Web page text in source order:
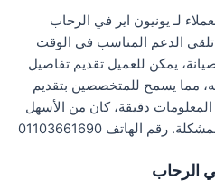
لـ يونيون اير في الرحاب
الدعم المناسب في الوقت
يمكن للعميل تقديم تفاصيل
مما يسمح للمتخصصين بتقديم
المعلومات دقيقة، كان من الأسهل
الهاتف 01103661690